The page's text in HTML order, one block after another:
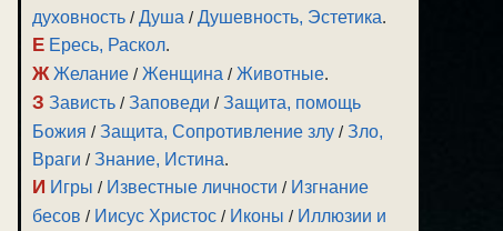
духовность /Душа /Душевность, Эстетика.
Е Ересь, Раскол.
Ж Желание /Женщина /Животные.
З Зависть /Заповеди /Защита, помощь
Божия /Защита, Сопротивление злу /Зло,
Враги /Знание, Истина.
И Игры / Известные личности / Изгнание
бесов / Иисус Христос / Иконы / Иллюзии и